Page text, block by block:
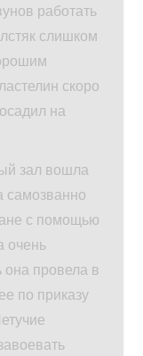
работать
слишком
скоро
на
зал вошла
самозванно
с помощью
очень
она провела в
по приказу